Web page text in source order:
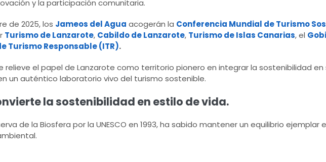
y la participación comunitaria.
de 2025, los Jameos del Agua acogerán la Conferencia Mundial de Turismo
Turismo de Lanzarote, Cabildo de Lanzarote, Turismo de Islas Canarias, el
Turismo Responsable (ITR).
relieve el papel de Lanzarote como territorio pionero en integrar la sostenibilidad
un auténtico laboratorio vivo del turismo sostenible.
la sostenibilidad en estilo de vida.
de la Biosfera por la UNESCO en 1993, ha sabido mantener un equilibrio ejemplar